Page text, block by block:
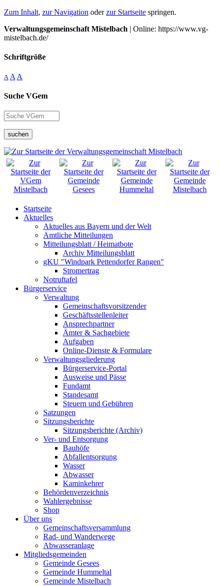
Zum Inhalt, zur Navigation oderzur Startseite springen.
Verwaltungsgemeinschaft Mistelbach | Online: https://www.vg-
mistelbach.de/
Schriftgröße
A A A
Suche VGem
suchen
Startseite
Aktuelles
Aktuelles aus Bayern und der Welt
Amtliche Mitteilungen
Mitteilungsblatt / Heimatbote
Archiv Mitteilungsblatt
gKU "Windpark Pettendorfer Rangen"
Stromertrag
Notruftafel
Bürgerservice
Verwaltung
Gemeinschaftsvorsitzender
Geschäftsstellenleiter
Ansprechpartner
Ämter & Sachgebiete
Aufgaben
Online-Dienste & Formulare
Verwaltungsgliederung
Bürgerservice-Portal
Ausweise und Pässe
Fundamt
Standesamt
Steuern und Gebühren
Satzungen
Sitzungsberichte
Sitzungsberichte (Archiv)
Ver- und Entsorgung
Bauhöfe
Abfallentsorgung
Wasser
Abwasser
Kaminkehrer
Behördenverzeichnis
Wahlergebnisse
Shop
Über uns
Gemeinschaftsversammlung
Rad- und Wanderwege
Abwasseranlage
Mitgliedsgemeinden
Gemeinde Gesees
Gemeinde Hummeltal
Gemeinde Mistelbach